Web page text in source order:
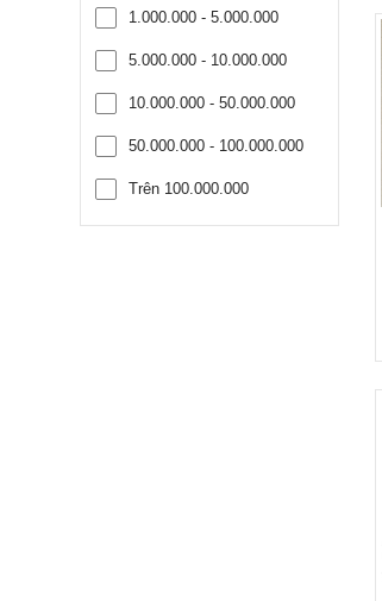
1.000.000 - 5.000.000
5.000.000 - 10.000.000
10.000.000 - 50.000.000
50.000.000 - 100.000.000
Trên 100.000.000